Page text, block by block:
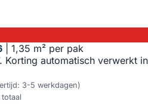
1,35 m² per pak
Korting automatisch verwerkt in
3-5 werkdagen)
totaal